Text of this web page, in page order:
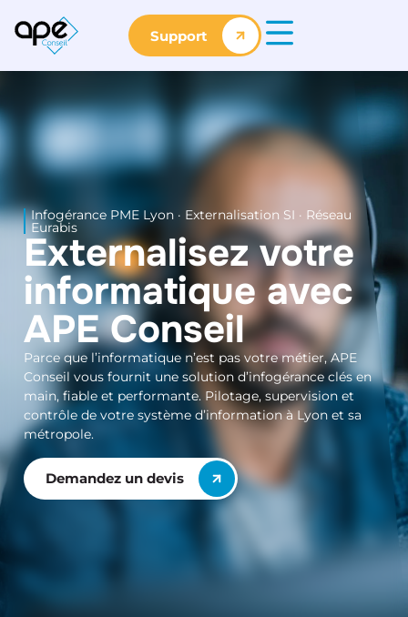
Support
Infogérance PME Lyon · Externalisation SI · Réseau
Eurabis
Externalisez votre
informatique avec
APE Conseil
Parce que l’informatique n’est pas votre métier, APE
Conseil vous fournit une solution d’infogérance clés en
main, fiable et performante. Pilotage, supervision et
contrôle de votre système d’information à Lyon et sa
métropole.
Demandez un devis